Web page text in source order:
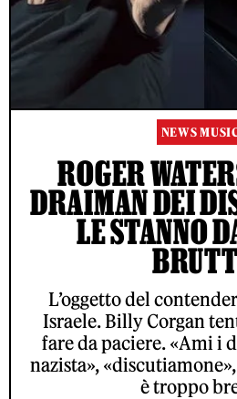
NEWS
ROGER
DRAIMAN DEI
LE STANNO
L’oggetto del
Israele. Billy Corgan
fare da paciere. «Ami i
nazista»,
è troppo